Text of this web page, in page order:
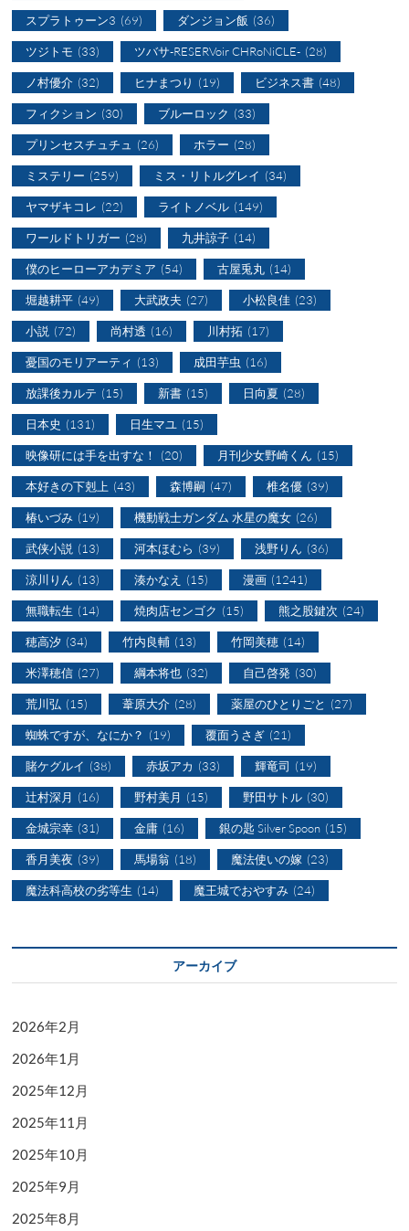
スプラトゥーン3 (69) ダンジョン飯 (36)
ツジトモ (33) ツバサ-RESERVoir CHRoNiCLE- (28)
ノ村優介 (32) ヒナまつり (19) ビジネス書 (48)
フィクション (30) ブルーロック (33)
プリンセスチュチュ (26) ホラー (28)
ミステリー (259) ミス・リトルグレイ (34)
ヤマザキコレ (22) ライトノベル (149)
ワールドトリガー (28) 九井諒子 (14)
僕のヒーローアカデミア (54) 古屋兎丸 (14)
堀越耕平 (49) 大武政夫 (27) 小松良佳 (23)
小説 (72) 尚村透 (16) 川村拓 (17)
憂国のモリアーティ (13) 成田芋虫 (16)
放課後カルテ (15) 新書 (15) 日向夏 (28)
日本史 (131) 日生マユ (15)
映像研には手を出すな！ (20) 月刊少女野崎くん (15)
本好きの下剋上 (43) 森博嗣 (47) 椎名優 (39)
椿いづみ (19) 機動戦士ガンダム 水星の魔女 (26)
武侠小説 (13) 河本ほむら (39) 浅野りん (36)
涼川りん (13) 湊かなえ (15) 漫画 (1241)
無職転生 (14) 焼肉店センゴク (15) 熊之股鍵次 (24)
穂高汐 (34) 竹内良輔 (13) 竹岡美穂 (14)
米澤穂信 (27) 綱本将也 (32) 自己啓発 (30)
荒川弘 (15) 葦原大介 (28) 薬屋のひとりごと (27)
蜘蛛ですが、なにか？ (19) 覆面うさぎ (21)
賭ケグルイ (38) 赤坂アカ (33) 輝竜司 (19)
辻村深月 (16) 野村美月 (15) 野田サトル (30)
金城宗幸 (31) 金庸 (16) 銀の匙 Silver Spoon (15)
香月美夜 (39) 馬場翁 (18) 魔法使いの嫁 (23)
魔法科高校の劣等生 (14) 魔王城でおやすみ (24)
アーカイブ
2026年2月
2026年1月
2025年12月
2025年11月
2025年10月
2025年9月
2025年8月